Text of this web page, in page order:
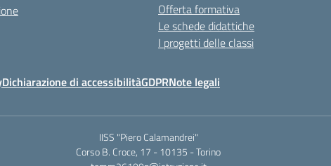
Offerta formativa
Le schede didattiche
I progetti delle classi
Dichiarazione di accessibilitàGDPRNote legali
IISS "Piero Calamandrei"
Corso B. Croce, 17 - 10135 - Torino